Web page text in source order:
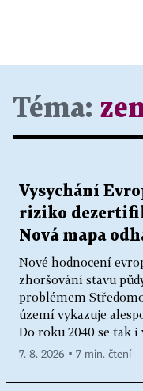
Téma:
Vysychání
riziko
Nová mapa
Nové hodnocení
zhoršování stavu
problémem
území vykazuje
Do roku 2040 se tak
7. 8. 2026 ▪ 7 min. čtení